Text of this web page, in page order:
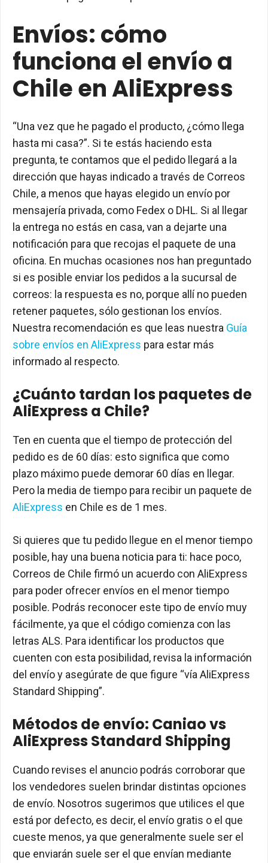
Envíos: cómo
funciona el envío a
Chile en AliExpress
“Una vez que he pagado el producto, ¿cómo llega
hasta mi casa?”. Si te estás haciendo esta
pregunta, te contamos que el pedido llegará a la
dirección que hayas indicado a través de Correos
Chile, a menos que hayas elegido un envío por
mensajería privada, como Fedex o DHL. Si al llegar
la entrega no estás en casa, van a dejarte una
notificación para que recojas el paquete de una
oficina. En muchas ocasiones nos han preguntado
si es posible enviar los pedidos a la sucursal de
correos: la respuesta es no, porque allí no pueden
retener paquetes, sólo gestionan los envíos.
Nuestra recomendación es que leas nuestra Guía
sobre envíos en AliExpress para estar más
informado al respecto.
¿Cuánto tardan los paquetes de
AliExpress a Chile?
Ten en cuenta que el tiempo de protección del
pedido es de 60 días: esto significa que como
plazo máximo puede demorar 60 días en llegar.
Pero la media de tiempo para recibir un paquete de
AliExpress en Chile es de 1 mes.
Si quieres que tu pedido llegue en el menor tiempo
posible, hay una buena noticia para ti: hace poco,
Correos de Chile firmó un acuerdo con AliExpress
para poder ofrecer envíos en el menor tiempo
posible. Podrás reconocer este tipo de envío muy
fácilmente, ya que el código comienza con las
letras ALS. Para identificar los productos que
cuenten con esta posibilidad, revisa la información
del envío y asegúrate de que figure “vía AliExpress
Standard Shipping”.
Métodos de envío: Caniao vs
AliExpress Standard Shipping
Cuando revises el anuncio podrás corroborar que
los vendedores suelen brindar distintas opciones
de envío. Nosotros sugerimos que utilices el que
está por defecto, es decir, el envío gratis o el que
cueste menos, ya que generalmente suele ser el
que enviarán suele ser el que envían mediante